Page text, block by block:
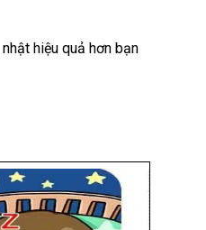
hiệu quả hơn bạn